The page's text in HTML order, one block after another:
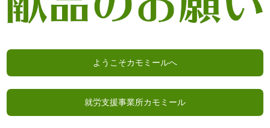
ようこそカモミールへ
就労支援事業所カモミール